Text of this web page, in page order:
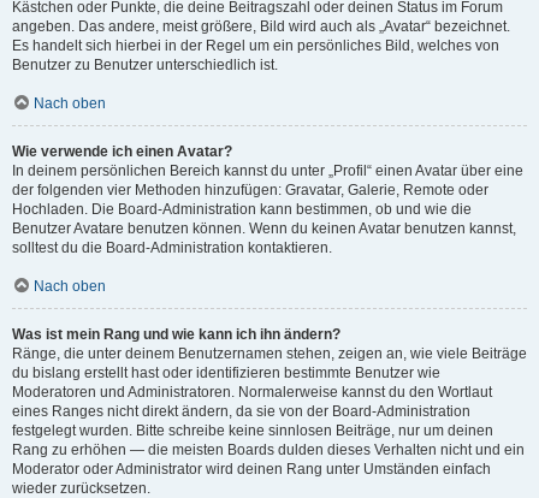
Kästchen oder Punkte, die deine Beitragszahl oder deinen Status im Forum
angeben. Das andere, meist größere, Bild wird auch als „Avatar“ bezeichnet.
Es handelt sich hierbei in der Regel um ein persönliches Bild, welches von
Benutzer zu Benutzer unterschiedlich ist.
Nach oben
Wie verwende ich einen Avatar?
In deinem persönlichen Bereich kannst du unter „Profil“ einen Avatar über eine
der folgenden vier Methoden hinzufügen: Gravatar, Galerie, Remote oder
Hochladen. Die Board-Administration kann bestimmen, ob und wie die
Benutzer Avatare benutzen können. Wenn du keinen Avatar benutzen kannst,
solltest du die Board-Administration kontaktieren.
Nach oben
Was ist mein Rang und wie kann ich ihn ändern?
Ränge, die unter deinem Benutzernamen stehen, zeigen an, wie viele Beiträge
du bislang erstellt hast oder identifizieren bestimmte Benutzer wie
Moderatoren und Administratoren. Normalerweise kannst du den Wortlaut
eines Ranges nicht direkt ändern, da sie von der Board-Administration
festgelegt wurden. Bitte schreibe keine sinnlosen Beiträge, nur um deinen
Rang zu erhöhen — die meisten Boards dulden dieses Verhalten nicht und ein
Moderator oder Administrator wird deinen Rang unter Umständen einfach
wieder zurücksetzen.